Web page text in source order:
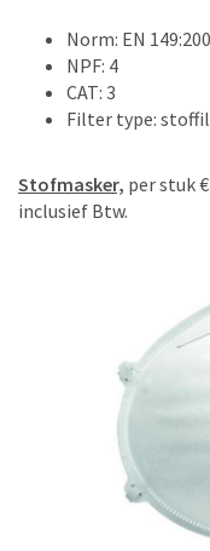
Norm: EN
NPF: 4
CAT: 3
Filter type:
Stofmasker, per stuk
inclusief Btw.